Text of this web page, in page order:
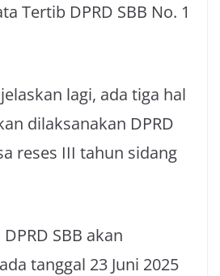
Tertib DPRD SBB No. 1
lagi, ada tiga hal
dilaksanakan DPRD
reses III tahun sidang
SBB akan
tanggal 23 Juni 2025